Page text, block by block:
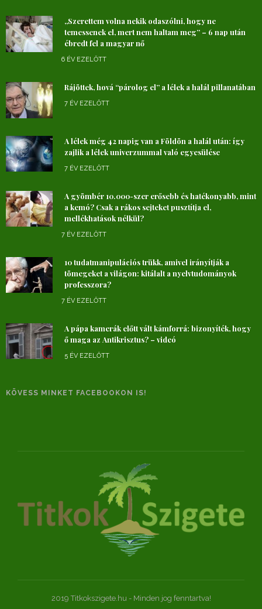
„Szerettem volna nekik odaszólni, hogy ne
temessenek el, mert nem haltam meg” – 6 nap után
ébredt fel a magyar nő
6 ÉV EZELŐTT
Rájöttek, hová “párolog el” a lélek a halál pillanatában
7 ÉV EZELŐTT
A lélek még 42 napig van a Földön a halál után: így
zajlik a lélek univerzummal való egyesülése
7 ÉV EZELŐTT
A gyömbér 10.000-szer erősebb és hatékonyabb, mint
a kemó? Csak a rákos sejteket pusztítja el,
mellékhatások nélkül?
7 ÉV EZELŐTT
10 tudatmanipulációs trükk, amivel irányítják a
tömegeket a világon: kitálalt a nyelvtudományok
professzora?
7 ÉV EZELŐTT
A pápa kamerák előtt vált kámforrá: bizonyíték, hogy
ő maga az Antikrisztus? – videó
5 ÉV EZELŐTT
KÖVESS MINKET FACEBOOKON IS!
2019 Titkokszigete.hu - Minden jog fenntartva!